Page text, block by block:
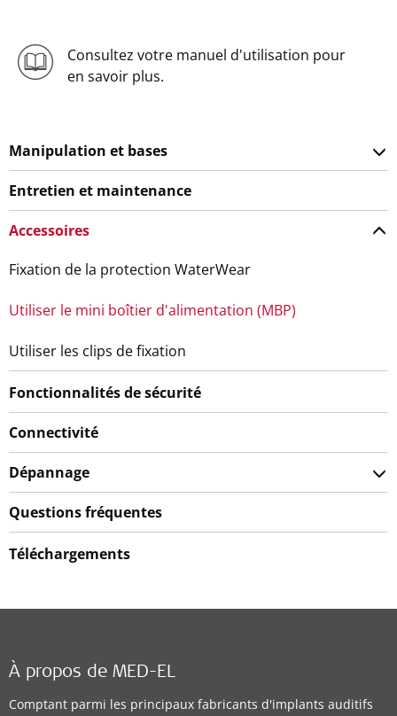
Consultez votre manuel d'utilisation pour
en savoir plus.
Manipulation et bases
Entretien et maintenance
Accessoires
Fixation de la protection WaterWear
Utiliser le mini boîtier d'alimentation (MBP)
Utiliser les clips de fixation
Fonctionnalités de sécurité
Connectivité
Dépannage
Questions fréquentes
Téléchargements
À propos de MED-EL
Comptant parmi les principaux fabricants d'implants auditifs